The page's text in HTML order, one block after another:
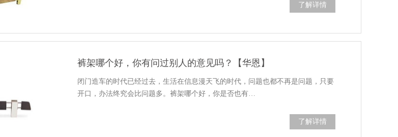
了解详情
裤架哪个好，你有问过别人的意见吗？【华恩】
闭门造车的时代已经过去，生活在信息漫天飞的时代，问题也都不再是问题，只要
开口，办法终究会比问题多。裤架哪个好，你是否也有…
了解详情